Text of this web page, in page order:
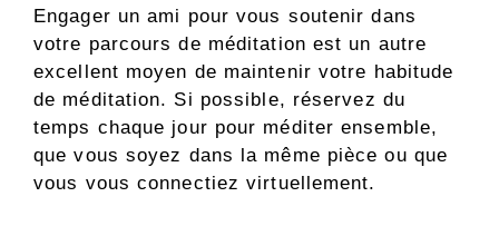
Engager un ami pour vous soutenir dans
votre parcours de méditation est un autre
excellent moyen de maintenir votre habitude
de méditation. Si possible, réservez du
temps chaque jour pour méditer ensemble,
que vous soyez dans la même pièce ou que
vous vous connectiez virtuellement.